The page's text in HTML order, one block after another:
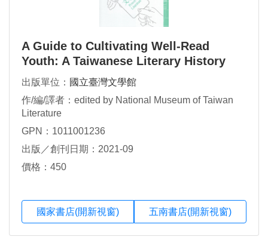
A Guide to Cultivating Well-Read
Youth: A Taiwanese Literary History
Textbook
出版單位： 國立臺灣文學館
作/編/譯者：edited by National Museum of Taiwan
Literature
GPN：1011001236
出版／創刊日期：2021-09
價格：450
國家書店(開新視窗) 五南書店(開新視窗)